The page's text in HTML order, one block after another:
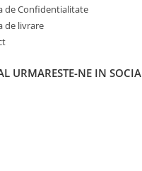
de Confidentialitate
de livrare
URMARESTE-NE IN